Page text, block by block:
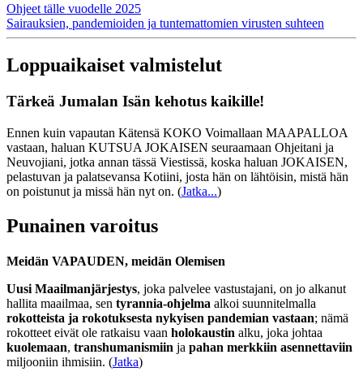
Ohjeet tälle vuodelle 2025
Sairauksien, pandemioiden ja tuntemattomien virusten suhteen
Loppuaikaiset valmistelut
Tärkeä Jumalan Isän kehotus kaikille!
Ennen kuin vapautan Kätensä KOKO Voimallaan MAAPALLOA
vastaan, haluan KUTSUA JOKAISEN seuraamaan Ohjeitani ja
Neuvojiani, jotka annan tässä Viestissä, koska haluan JOKAISEN,
pelastuvan ja palatsevansa Kotiini, josta hän on lähtöisin, mistä hän
on poistunut ja missä hän nyt on. (Jatka...)
Punainen varoitus
Meidän VAPAUDEN, meidän Olemisen
Uusi Maailmanjärjestys, joka palvelee vastustajani, on jo alkanut
hallita maailmaa, sen tyrannia-ohjelma alkoi suunnitelmalla
rokotteista ja rokotuksesta nykyisen pandemian vastaan; nämä
rokotteet eivät ole ratkaisu vaan holokaustin alku, joka johtaa
kuolemaan, transhumanismiin ja pahan merkkiin asennettaviin
miljooniin ihmisiin. (Jatka)